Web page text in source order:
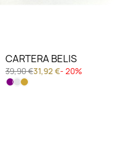
CARTERA BELIS
39,90 €31,92 €- 20%